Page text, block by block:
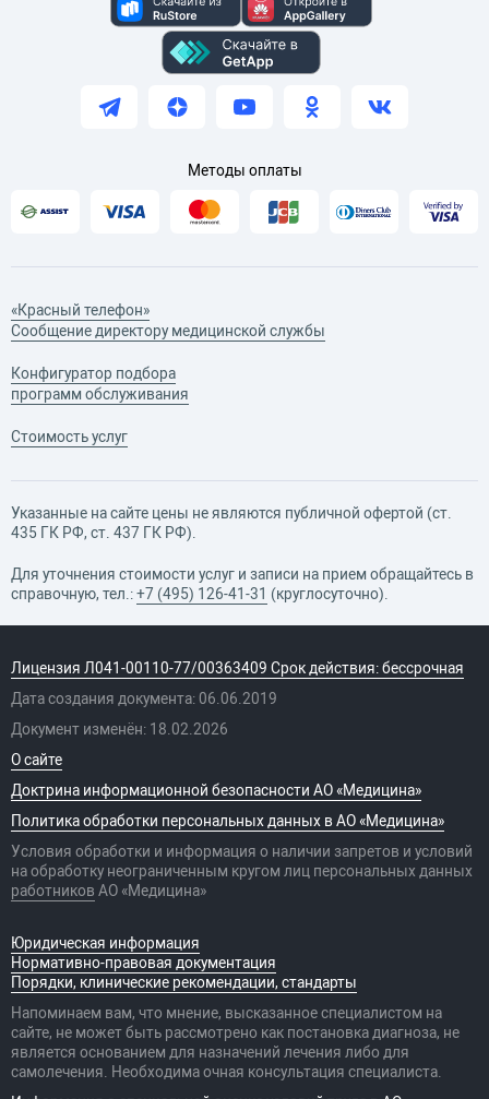
Методы оплаты
«Красный телефон»
Сообщение директору медицинской службы
Конфигуратор подбора
программ обслуживания
Стоимость услуг
Указанные на сайте цены не являются публичной офертой (ст.
435 ГК РФ, cт. 437 ГК РФ).
Для уточнения стоимости услуг и записи на прием обращайтесь в
справочную, тел.:+7 (495) 126-41-31 (круглосуточно).
Лицензия Л041-00110-77/00363409 Срок действия: бессрочная
Дата создания документа: 06.06.2019
Документ изменён: 18.02.2026
О сайте
Доктрина информационной безопасности АО «Медицина»
Политика обработки персональных данных в АО «Медицина»
Условия обработки и информация о наличии запретов и условий
на обработку неограниченным кругом лиц персональных данных
работников АО «Медицина»
Юридическая информация
Нормативно-правовая документация
Порядки, клинические рекомендации, стандарты
Напоминаем вам, что мнение, высказанное специалистом на
сайте, не может быть рассмотрено как постановка диагноза, не
является основанием для назначений лечения либо для
самолечения. Необходима очная консультация специалиста.